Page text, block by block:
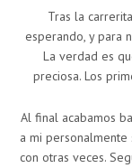
Tras la
esperando, y para
La verdad es
preciosa. Los
Al final acabamos
a mi
con otras veces.